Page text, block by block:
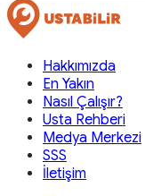
Hakkımızda
En Yakın
Nasıl Çalışır?
Usta Rehberi
Medya Merkezi
SSS
İletişim